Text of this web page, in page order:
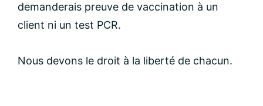
email:
Message:
demanderais preuve de vaccination à un
client ni un test PCR.
Nous devons le droit à la liberté de chacun.